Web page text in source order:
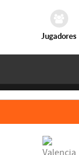
Jugadores